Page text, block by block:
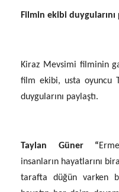
Filmin ekibi duygularını
Kiraz Mevsimi filminin
film ekibi, usta oyuncu
duygularını paylaştı.
Taylan Güner “
insanların hayatlarını
tarafta düğün varken